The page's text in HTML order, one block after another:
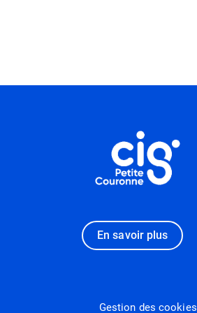
Informations utiles
En savoir plus
Gestion des cookies